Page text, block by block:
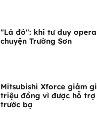
"Lá đỏ": khi tư duy
chuyện Trường Sơn
Mitsubishi Xforce giảm
triệu đồng vì được hỗ trợ
trước bạ